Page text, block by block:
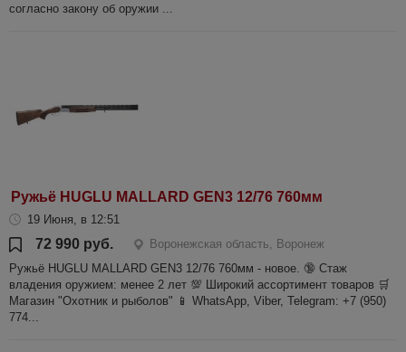
согласно закону об оружии ...
Ружьё HUGLU MALLARD GEN3 12/76 760мм
19 Июня, в 12:51
72 990 руб.
Воронежская область, Воронеж
Ружьё HUGLU MALLARD GEN3 12/76 760мм - новое. 🔞 Стаж
владения оружием: менее 2 лет 💯 Широкий ассортимент товаров 🛒
Магазин "Охотник и рыболов" 📱 WhatsApp, Viber, Telegram: +7 (950)
774...